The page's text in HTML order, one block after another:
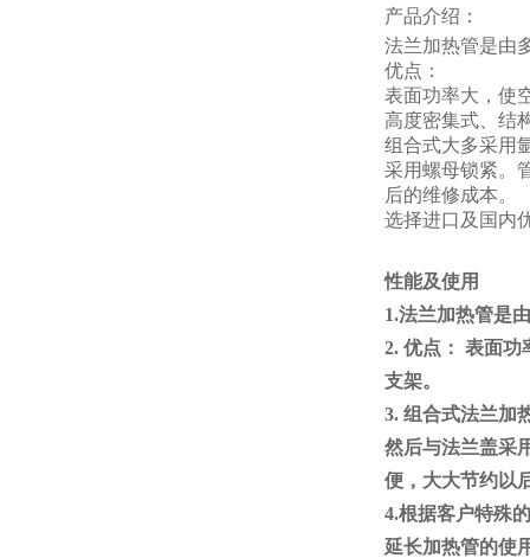
产品介绍：
法兰加热管是由
优点：
表面功率大，使
高度密集式、结
组合式大多采用
采用螺母锁紧。
后的维修成本。
选择进口及国内
性能及使用
1.法兰加热管是
2. 优点： 表面
支架。
3. 组合式法兰加
然后与法兰盖采
便，大大节约以
4.根据客户特殊
延长加热管的使